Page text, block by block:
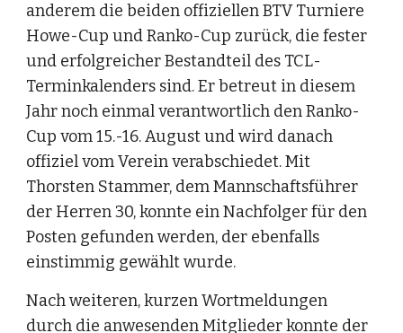
anderem die beiden offiziellen BTV Turniere
Howe-Cup und Ranko-Cup zurück, die fester
und erfolgreicher Bestandteil des TCL-
Terminkalenders sind. Er betreut in diesem
Jahr noch einmal verantwortlich den Ranko-
Cup vom 15.-16. August und wird danach
offiziel vom Verein verabschiedet. Mit
Thorsten Stammer, dem Mannschaftsführer
der Herren 30, konnte ein Nachfolger für den
Posten gefunden werden, der ebenfalls
einstimmig gewählt wurde.
Nach weiteren, kurzen Wortmeldungen
durch die anwesenden Mitglieder konnte der